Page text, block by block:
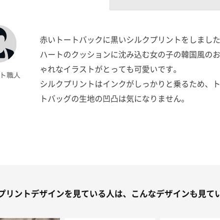
赤いトートバックに黒いシルクプリントをしました
ハートのクッションに沈み込む女の子の韓国風の
ゃれなイラストがとっても可愛いです。
シルクプリントはインクがしっかりと乗るため、
トバッグの生地の凹凸は気になりません。
リントデザインを見ている人は、こんなデザインも見て